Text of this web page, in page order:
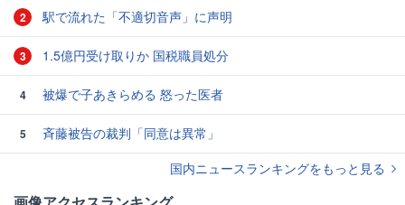
2 駅で流れた「不適切音声」に声明
3 1.5億円受け取りか 国税職員処分
4 被爆で子あきらめる 怒った医者
5
斉藤被告の裁判「同意は異常」
国内ニュースランキングをもっと見る